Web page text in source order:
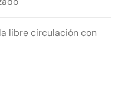
libre circulación con